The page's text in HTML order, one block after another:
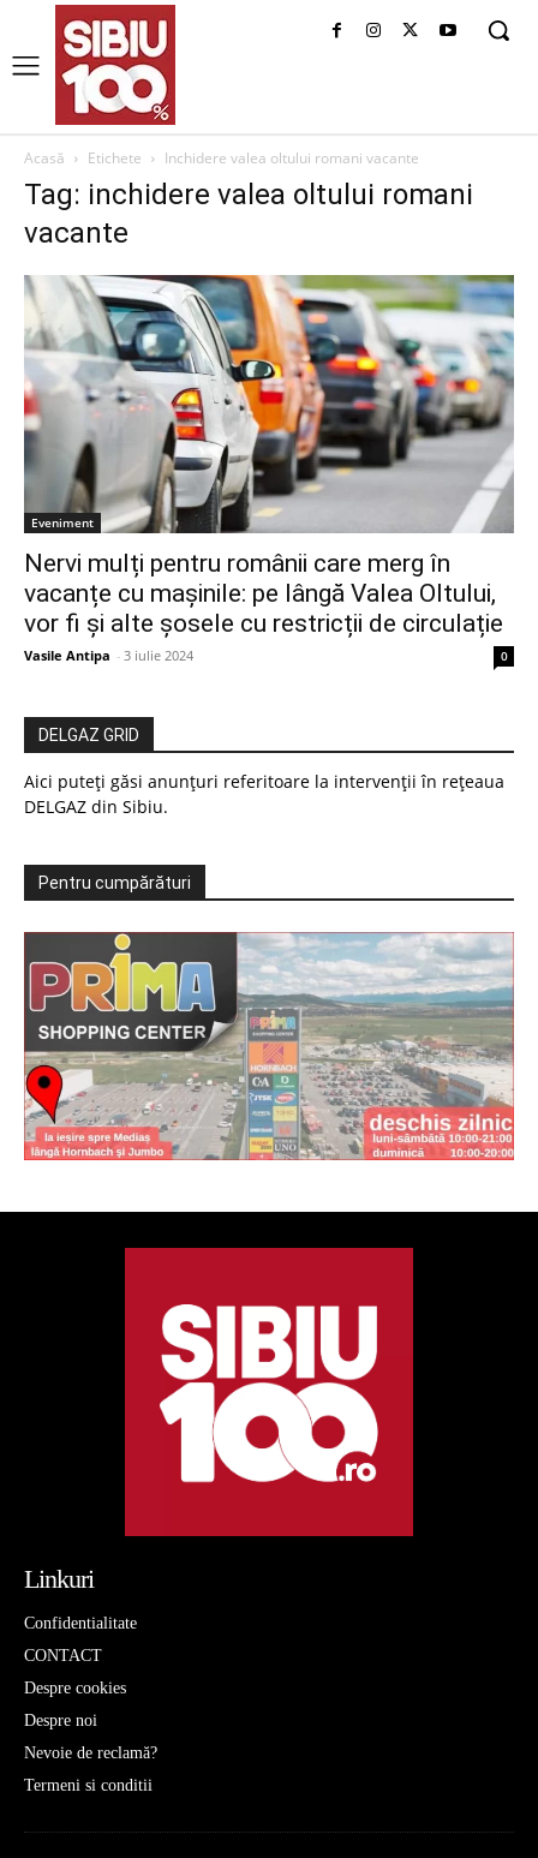
Acasă Etichete Inchidere valea oltului romani vacante
Tag: inchidere valea oltului romani
vacante
Eveniment
Nervi mulți pentru românii care merg în
vacanțe cu mașinile: pe lângă Valea Oltului,
vor fi și alte șosele cu restricții de circulație
Vasile Antipa - 3 iulie 2024 0
DELGAZ GRID
Aici puteți găsi anunțuri referitoare la intervenții în rețeaua
DELGAZ din Sibiu.
Pentru cumpărături
Linkuri
Confidentialitate
CONTACT
Despre cookies
Despre noi
Nevoie de reclamă?
Termeni si conditii